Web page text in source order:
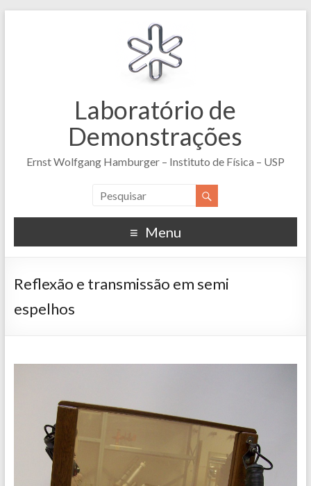
Laboratório de
Demonstrações
Ernst Wolfgang Hamburger – Instituto de Física – USP
Menu
Reflexão e transmissão em semi
espelhos